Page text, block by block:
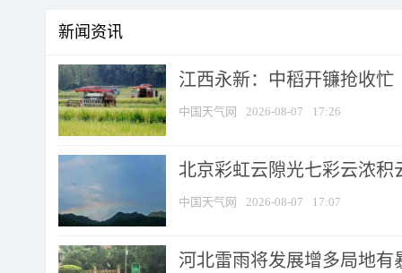
新闻资讯
江西永新：中稻开镰抢收忙
中国天气网 2026-08-07 17:26
北京彩虹云隙光七彩云浓积
中国天气网 2026-08-07 17:07
河北雷雨将发展增多局地有